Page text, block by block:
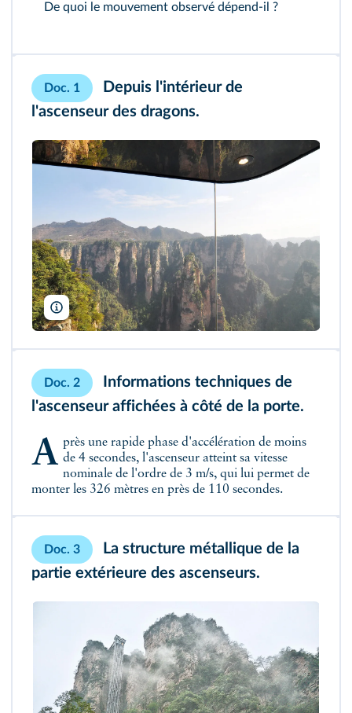
De quoi le mouvement observé dépend‑il ?
Doc. 1
Depuis l'intérieur de
l'ascenseur des dragons.
OLOS/Shutterstock
Doc. 2
Informations techniques de
l'ascenseur affichées à côté de la porte.
Après une rapide phase d'accélération de moins de 4 secondes, l'ascenseur atteint sa vitesse
nominale de l'ordre de 3 m/s, qui lui permet de
monter les 326 mètres en près de 110 secondes.
Doc. 3
La structure métallique de la
partie extérieure des ascenseurs.